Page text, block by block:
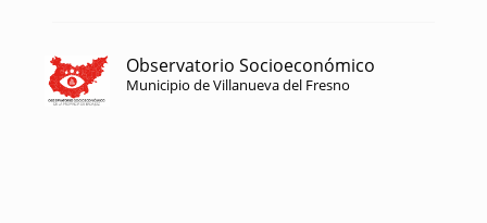
Observatorio Socioeconómico
Municipio de Villanueva del Fresno